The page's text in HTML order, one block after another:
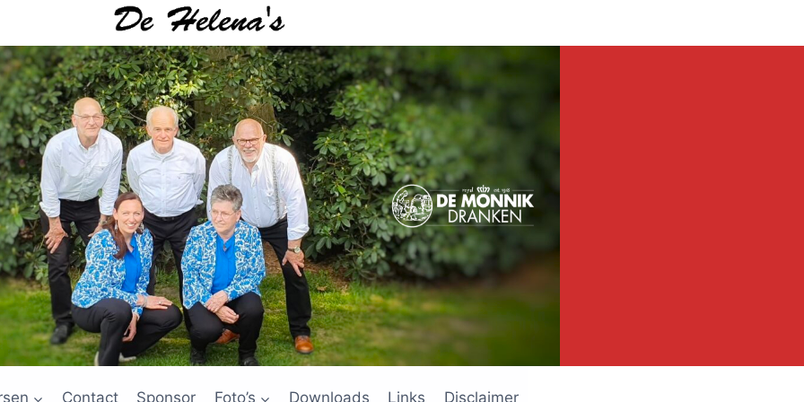
Contact Sponsor Foto’s Downloads Links Disclaimer